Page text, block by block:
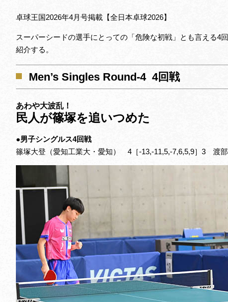
卓球王国2026年4月号掲載【全日本卓球2026】
スーパーシードの選手にとっての「危険な初戦」とも言える4
紹介する。
Men’s Singles Round-4 4回戦
あわや大波乱！
民人が篠塚を追いつめた
●男子シングルス4回戦
篠塚大登（愛知工業大・愛知） 4［-13,-11,5,-7,6,5,9］ 3 渡部